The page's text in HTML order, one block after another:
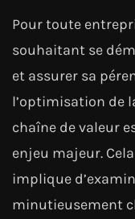
Pour toute
souhaitant se
et assurer sa
l’optimisation de
chaîne de valeur
enjeu majeur. Cela
implique
minutieusement